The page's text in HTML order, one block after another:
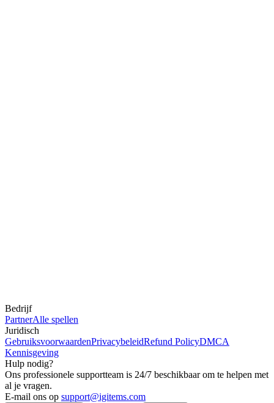
Bedrijf
PartnerAlle spellen
Juridisch
GebruiksvoorwaardenPrivacybeleidRefund PolicyDMCA
Kennisgeving
Hulp nodig?
Ons professionele supportteam is 24/7 beschikbaar om te helpen met
al je vragen.
E-mail ons op support@igitems.com